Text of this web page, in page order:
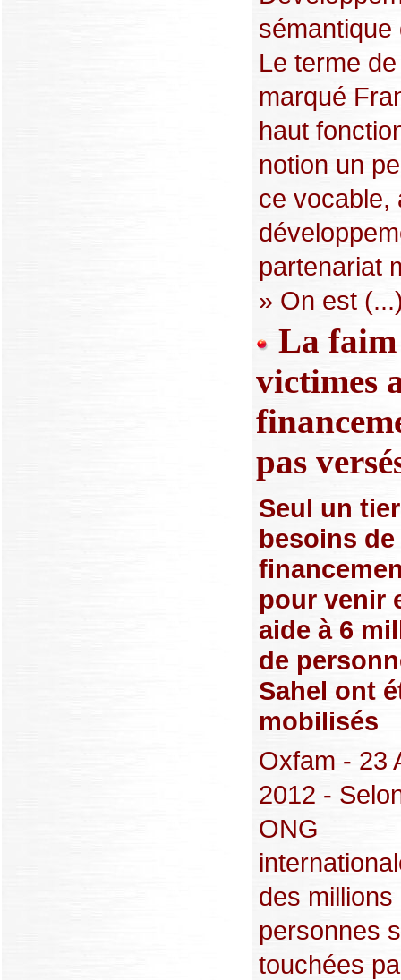
sémantique
Le terme
marqué
haut
notion un
ce vocable,
partenariat
» On est
La faim
victimes
pas
Seul un
besoins de
pour venir
aide à 6
de
Sahel ont
mobilisés
Oxfam - 23
2012 -
ONG
des millions
personnes
touchées